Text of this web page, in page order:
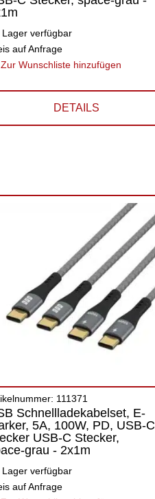
Lager verfügbar
auf Anfrage
Zur Wunschliste hinzufügen
DETAILS
111371
Schnellladekabelset, E-
5A, 100W, PD, USB-C
USB-C Stecker,
grau - 2x1m
Lager verfügbar
auf Anfrage